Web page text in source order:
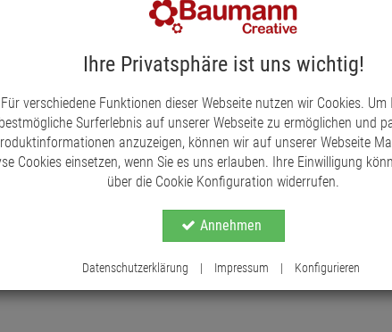
Ihre Privatsphäre ist uns wichtig!
Für verschiedene Funktionen dieser Webseite nutzen wir Cookies. Um
bestmögliche Surferlebnis auf unserer Webseite zu ermöglichen und
anzuzeigen, können wir auf unserer Webseite
Cookies einsetzen, wenn Sie es uns erlauben. Ihre Einwilligung
über die Cookie Konfiguration widerrufen.
Annehmen
Datenschutzerklärung | Impressum | Konfigurieren